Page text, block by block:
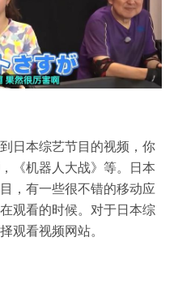
日本综艺节目的视频，你
《机器人大战》等。日本
，有一些很不错的移动应
观看的时候。对于日本综
观看视频网站。